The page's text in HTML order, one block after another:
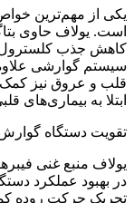
یکی از مهم‌ترین
است. یولاف حاوی
سیستم گوارشی
قلب و عروق نیز
ابتلا به بیماری‌های
تقویت دستگاه
یولاف منبع غنی
در بهبود عملکرد
تحریک حرکت روده